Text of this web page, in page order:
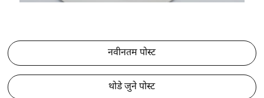
नवीनतम पोस्ट
थोडे जुने पोस्ट